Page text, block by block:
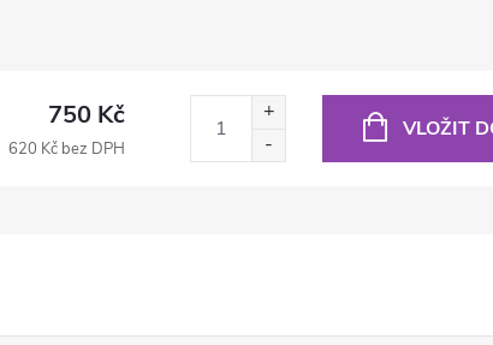
750 Kč
620 Kč bez DPH
VLOŽIT